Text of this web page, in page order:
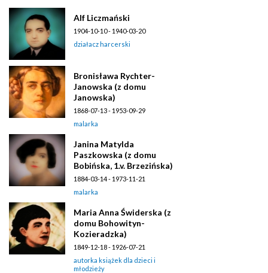
Alf Liczmański
1904-10-10 - 1940-03-20
działacz harcerski
Bronisława Rychter-
Janowska (z domu
Janowska)
1868-07-13 - 1953-09-29
malarka
Janina Matylda
Paszkowska (z domu
Bobińska, 1.v. Brzezińska)
1884-03-14 - 1973-11-21
malarka
Maria Anna Świderska (z
domu Bohowityn-
Kozieradzka)
1849-12-18 - 1926-07-21
autorka książek dla dzieci i
młodzieży